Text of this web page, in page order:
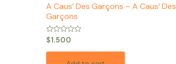
A Caus’ Des Garçons – A Caus’ Des
Garçons
Rated
0
out
$1.500